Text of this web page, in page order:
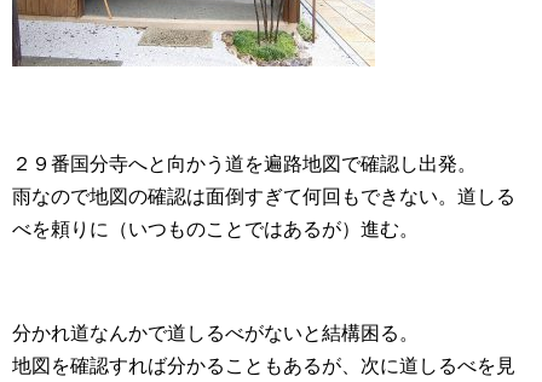
２９番国分寺へと向かう道を遍路地図で確認し出発。
雨なので地図の確認は面倒すぎて何回もできない。道しる
べを頼りに（いつものことではあるが）進む。
分かれ道なんかで道しるべがないと結構困る。
地図を確認すれば分かることもあるが、次に道しるべを見